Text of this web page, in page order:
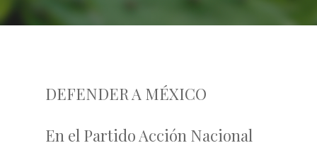
DEFENDER A MÉXICO
En el Partido Acción Nacional